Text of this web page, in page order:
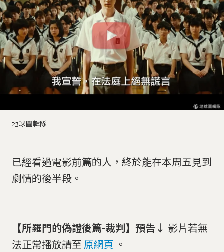
地球圖輯隊
已經看過電影前篇的人，終於能在本周五見到
劇情的後半段。
【所羅門的偽證後篇-裁判】預告↓ 影片若無
法正常播放請至 原網頁 。